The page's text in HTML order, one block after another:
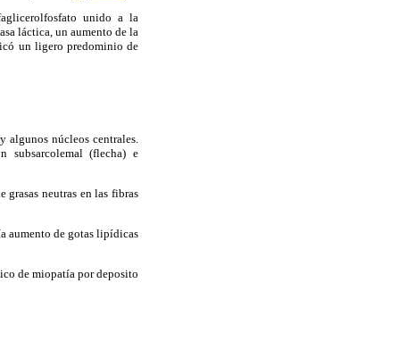
unido a la
láctica, un aumento de la
un ligero predominio de
algunos núcleos centrales.
subsarcolemal (flecha) e
grasas neutras en las fibras
aumento de gotas lipídicas
de miopatía por deposito